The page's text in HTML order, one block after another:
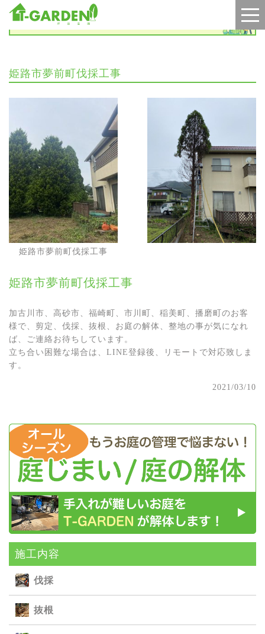
施工実績
施⼯内容
伐採
抜根
姫路市夢前町伐採工事
姫路市夢前町伐採工事
姫路市夢前町伐採工事
加古川市、高砂市、福崎町、市川町、稲美町、播磨町のお客
様で、剪定、伐採、抜根、お庭の解体、整地の事が気になれ
ば、ご連絡お待ちしています。
立ち合い困難な場合は、LINE登録後、リモートで対応致しま
す。
2021/03/10